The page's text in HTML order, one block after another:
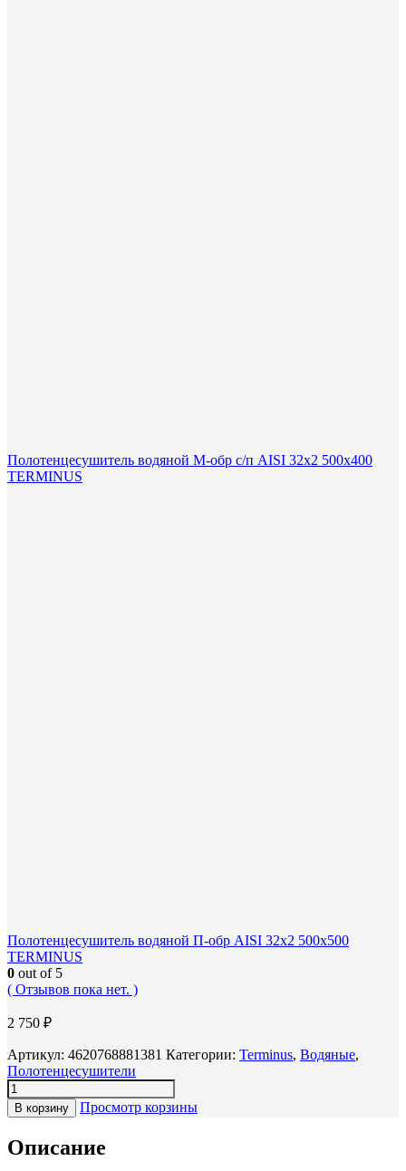
Полотенцесушитель водяной М-обр с/п AISI 32х2 500х400
TERMINUS
Полотенцесушитель водяной П-обр AISI 32х2 500х500
TERMINUS
0 out of 5
( Отзывов пока нет. )
2 750 ₽
Артикул: 4620768881381 Категории: Terminus, Водяные,
Полотенцесушители
В корзину Просмотр корзины
Описание